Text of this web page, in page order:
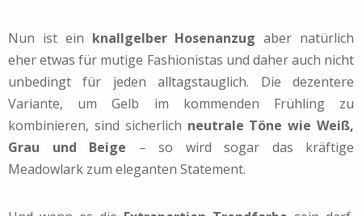
Nun ist ein knallgelber Hosenanzug aber natürlich
eher etwas für mutige Fashionistas und daher auch nicht
unbedingt für jeden alltagstauglich. Die dezentere
Variante, um Gelb im kommenden Frühling zu
kombinieren, sind sicherlich neutrale Töne wie Weiß,
Grau und Beige – so wird sogar das kräftige
Meadowlark zum eleganten Statement.